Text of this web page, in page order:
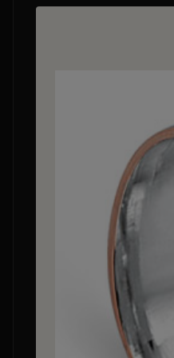
Bildergalerie überspringen